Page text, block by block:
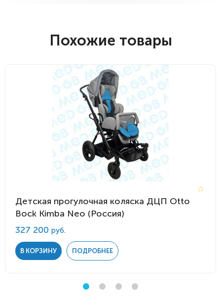
Похожие товары
Детская прогулочная коляска ДЦП Otto
Bock Kimba Neo (Россия)
327 200 руб.
В КОРЗИНУ ПОДРОБНЕЕ